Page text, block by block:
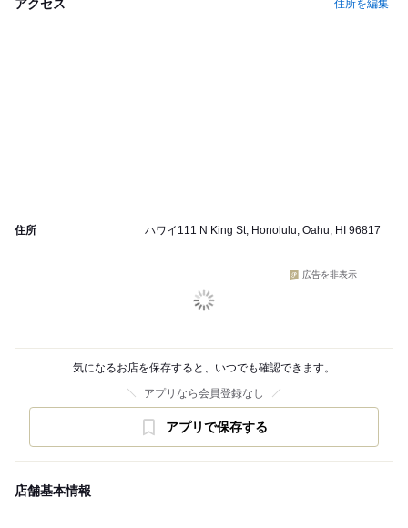
アクセス 住所を編集
住所 ハワイ111 N King St, Honolulu, Oahu, HI 96817
広告を非表示
気になるお店を保存すると、いつでも確認できます。
アプリなら会員登録なし
アプリで保存する
店舗基本情報